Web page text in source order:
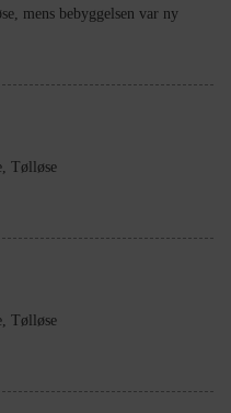
mens bebyggelsen var ny
Tølløse
Tølløse